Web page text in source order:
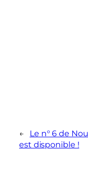
←
Le n° 6 de
est disponible !